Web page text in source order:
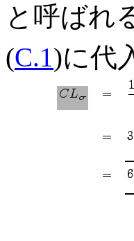
と呼ばれ
(C.1)に代